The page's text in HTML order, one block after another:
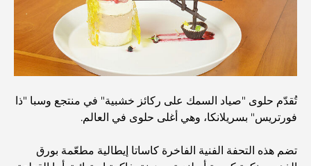
Dubai Vision 2040 - Green Living, Scenic Routes
and a Smarter Metro Network
أفضل المقاهي في دبي بإطلالة خلابة: مزيج مثالي من المذاق
الرائع والمناظر الطبيعية الساحرة
مطاعم بإطلالة على برج العرب: تجربة طعام استثنائية في دبي
تُقدّم حلوى "صياد السمك على ركائز خشبية" في منتجع وسبا "ذا
فورتريس" بسريلانكا، وهي أغلى حلوى في العالم.
تضم هذه التحفة الفنية الفاخرة كاساتا إيطالية مطعّمة بورق